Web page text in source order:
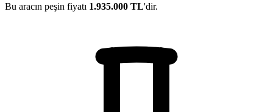
Bu aracın peşin fiyatı 1.935.000 TL'dir.